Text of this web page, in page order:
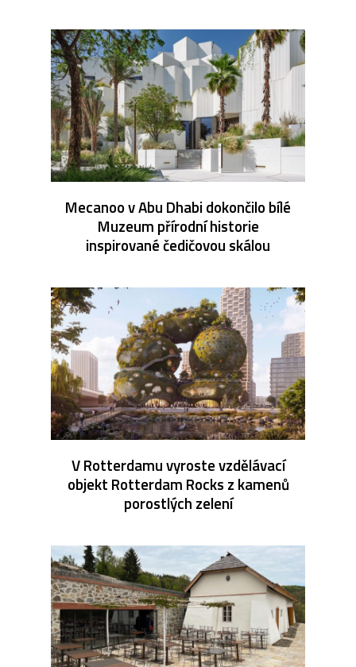
Mecanoo v Abu Dhabi dokončilo bílé
Muzeum přírodní historie
inspirované čedičovou skálou
V Rotterdamu vyroste vzdělávací
objekt Rotterdam Rocks z kamenů
porostlých zelení